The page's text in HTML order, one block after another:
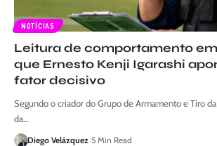
NOTÍCIAS
Leitura de comportamento
que Ernesto Kenji Igarashi
fator decisivo
Segundo o criador do Grupo de Armamento e Tiro
da…
Diego Velázquez 5 Min Read